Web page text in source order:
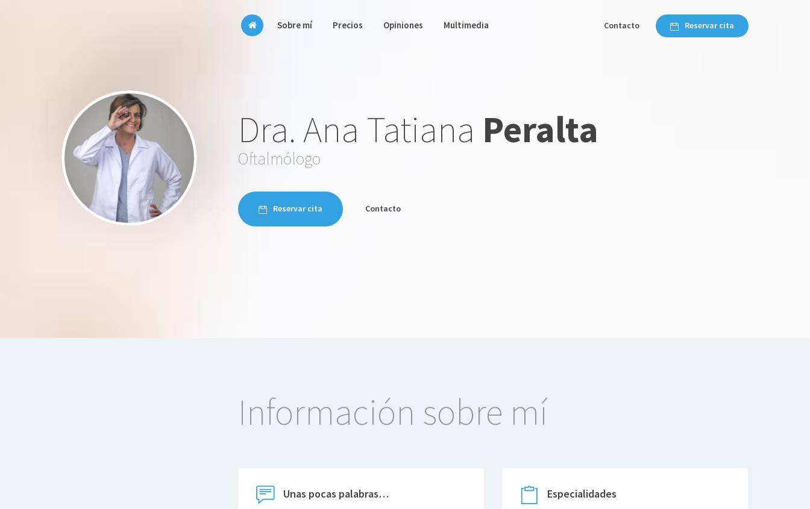
Sobre mí Precios Opiniones Multimedia Contacto Reservar cita
Dra. Ana Tatiana Peralta
Oftalmólogo
Reservar cita Contacto
Información sobre mí
Unas pocas palabras… Especialidades